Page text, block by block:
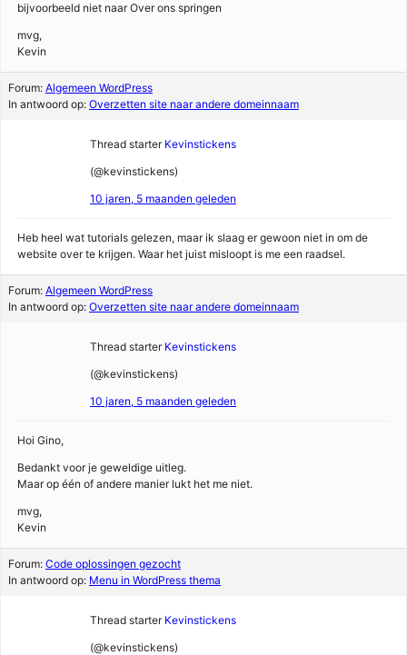
bijvoorbeeld niet naar Over ons springen
mvg,
Kevin
Forum: Algemeen WordPress
In antwoord op: Overzetten site naar andere domeinnaam
Thread starter Kevinstickens
(@kevinstickens)
10 jaren, 5 maanden geleden
Heb heel wat tutorials gelezen, maar ik slaag er gewoon niet in om de
website over te krijgen. Waar het juist misloopt is me een raadsel.
Forum: Algemeen WordPress
In antwoord op: Overzetten site naar andere domeinnaam
Thread starter Kevinstickens
(@kevinstickens)
10 jaren, 5 maanden geleden
Hoi Gino,
Bedankt voor je geweldige uitleg.
Maar op één of andere manier lukt het me niet.
mvg,
Kevin
Forum: Code oplossingen gezocht
In antwoord op: Menu in WordPress thema
Thread starter Kevinstickens
(@kevinstickens)